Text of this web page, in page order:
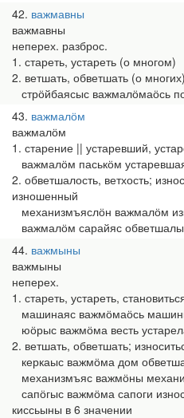
42 важмавны
важмавны
неперех. разброс.
1. стареть, устареть (о многом)
2. ветшать, обветшать (о
стрӧйбаясыс важмалӧмаӧсь
43 важмалӧм
важмалӧм
1. старение || устаревший,
важмалӧм паськӧм
2. обветшалость, ветхость;
изношенный
механизмъяслӧн важмалӧм
важмалӧм сарайяс
44 важмыны
важмыны
неперех.
1. стареть, устареть,
машинаяс важмӧмаӧсь
юӧрыс важмӧма весть
2. ветшать, обветшать;
керкаыс важмӧма дом
механизмъяс важмӧны
сапӧгыс важмӧма сапоги
киссьыны в 6 значении